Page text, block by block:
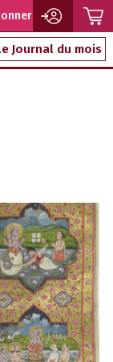
Journal du mois